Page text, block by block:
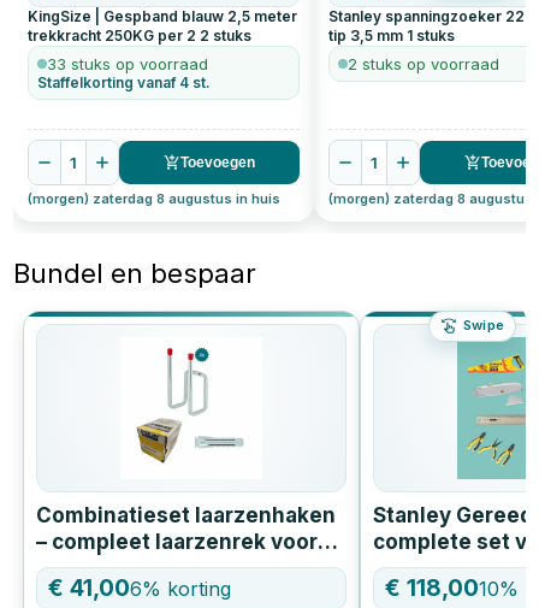
KingSize | Gespband blauw 2,5 meter
trekkracht 250KG per 2 2 stuks
33 stuks op voorraad
Staffelkorting vanaf 4 st.
1 Toevoegen
(morgen) zaterdag 8 augustus in huis
Stanley spanningzoeker
tip 3,5 mm 1 stuks
2 stuks op voorraad
1
(morgen) zaterdag 8 augustus
Bundel en bespaar
Swipe
Combinatieset laarzenhaken
– compleet laarzenrek voor
muur | Laarzen opbergen met
schroeven & pluggen
€41,006% korting
Stanley
complete set
€118,0010%